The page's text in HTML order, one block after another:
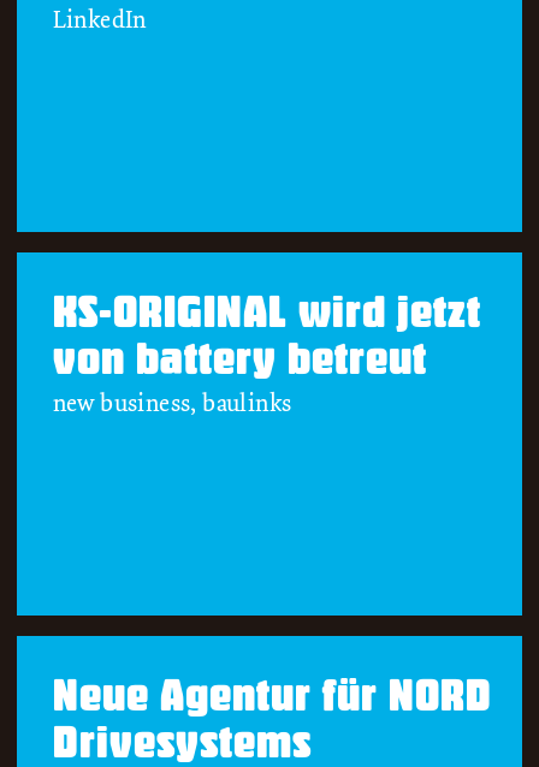
LinkedIn
KS-ORIGINAL wird jetzt
von battery betreut
new business, baulinks
Neue Agentur für NORD
Drivesystems